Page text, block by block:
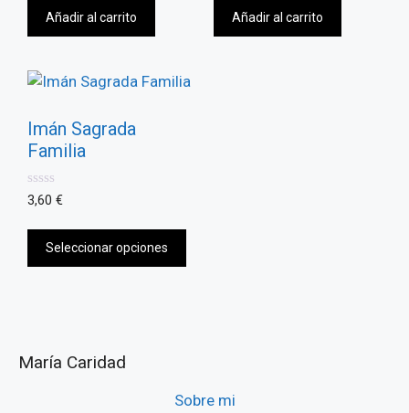
Añadir al carrito Añadir al carrito
Imán Sagrada
Familia
0
3,60 €
Seleccionar opciones
María Caridad
Sobre mi